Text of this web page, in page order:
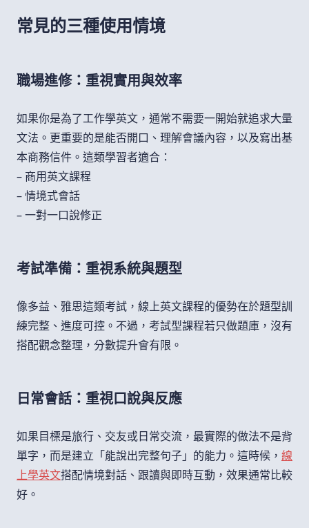
常見的三種使用情境
職場進修：重視實用與效率
如果你是為了工作學英文，通常不需要一開始就追求大量
文法。更重要的是能否開口、理解會議內容，以及寫出基
本商務信件。這類學習者適合：
– 商用英文課程
– 情境式會話
– 一對一口說修正
考試準備：重視系統與題型
像多益、雅思這類考試，線上英文課程的優勢在於題型訓
練完整、進度可控。不過，考試型課程若只做題庫，沒有
搭配觀念整理，分數提升會有限。
日常會話：重視口說與反應
如果目標是旅行、交友或日常交流，最實際的做法不是背
單字，而是建立「能說出完整句子」的能力。這時候， 線
上學英文搭配情境對話、跟讀與即時互動，效果通常比較
好。